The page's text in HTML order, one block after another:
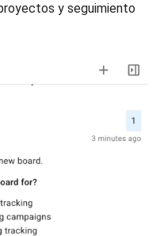
y seguimiento